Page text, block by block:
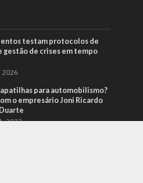
testam protocolos de
gestão de crises em tempo
2026
para automobilismo?
o empresário Joni Ricardo
2022